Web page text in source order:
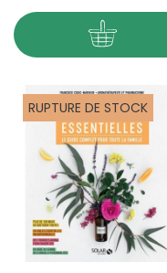
RUPTURE DE STOCK